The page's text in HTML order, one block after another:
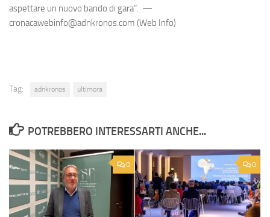
aspettare un nuovo bando di gara”. —
cronacawebinfo@adnkronos.com (Web Info)
Tag: adnkronos ultimora
POTREBBERO INTERESSARTI ANCHE...
0 0